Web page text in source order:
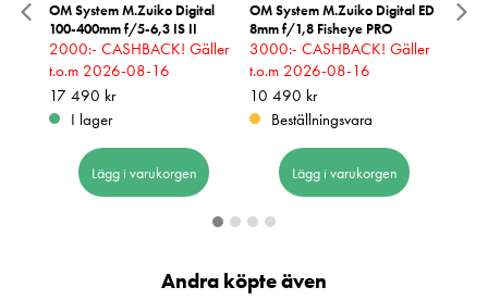
OM System M.Zuiko Digital
100-400mm f/5-6,3 IS II
2000:- CASHBACK! Gäller
t.o.m 2026-08-16
Pris :17 490 kr
17 490 kr
I lager
Lägg i varukorgen
OM System M.Zuiko Digital ED
8mm f/1,8 Fisheye PRO
3000:- CASHBACK! Gäller
t.o.m 2026-08-16
Pris :10 490 kr
10 490 kr
Beställningsvara
Lägg i varukorgen
OM
Andra köpte även